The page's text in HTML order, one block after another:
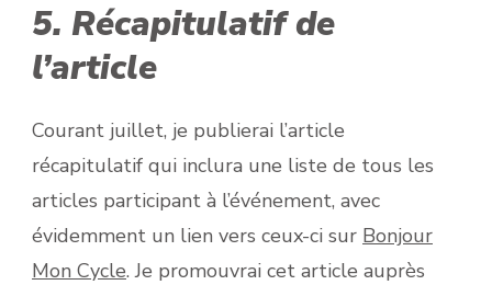
5. Récapitulatif de
l’article
Courant juillet, je publierai l’article
récapitulatif qui inclura une liste de tous les
articles participant à l’événement, avec
évidemment un lien vers ceux-ci sur Bonjour
Mon Cycle. Je promouvrai cet article auprès